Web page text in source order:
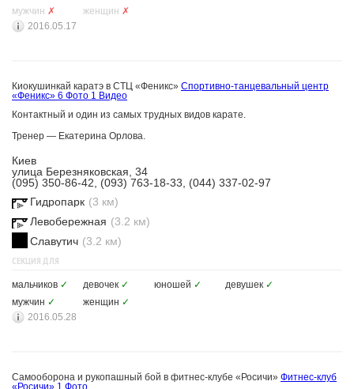
мужчин ✗ женщин ✗
2016.05.17
Киокушинкай каратэ в СТЦ «Феникс» Спортивно-танцевальный центр
«Феникс» 6 Фото 1 Видео
Контактный и один из самых трудных видов карате.
Тренер — Екатерина Орлова.
Киев
улица Березняковская, 34
(095) 350-86-42, (093) 763-18-33, (044) 337-02-97
Гидропарк (3 км)
Левобережная (3.2 км)
Славутич (3.2 км)
СЕКЦИЯ ДЛЯ
мальчиков ✓ девочек ✓ юношей ✓ девушек ✓
мужчин ✓ женщин ✓
2016.05.28
Самооборона и рукопашный бой в фитнес-клубе «Росичи» Фитнес-клуб
«Росичи» 1 Фото